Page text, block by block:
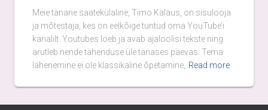
Meie tänane saatekülaline, Timo Kalaus, on sisulooja
ja mõtestaja, kes on eelkõige tuntud oma YouTube’i
kanalilt. Youtubes loeb ja avab ajaloolisi tekste ning
arutleb nende tähenduse üle tänases päevas. Tema
lähenemine ei ole klassikaline õpetamine, Read more